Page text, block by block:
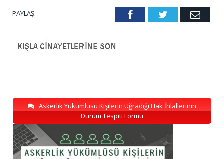
PAYLAŞ. FacebookTwitter Email
Askerlik Yükümlüsü Kişilerin Uğradığı Hak İhlallerinin
Durum Tespiti Formu